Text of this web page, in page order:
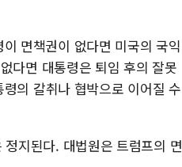
면책권이 없다면 미국의 국익
다면 대통령은 퇴임 후의 잘못
의 갈취나 협박으로 이어질 수
지된다. 대법원은 트럼프의 면